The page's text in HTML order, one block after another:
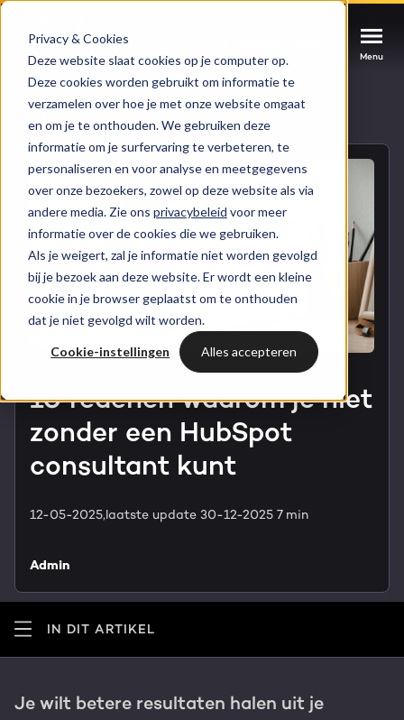
Privacy & Cookies
Deze website slaat cookies op je computer op.
Deze cookies worden gebruikt om informatie te
verzamelen over hoe je met onze website omgaat
en om je te onthouden. We gebruiken deze
informatie om je surfervaring te verbeteren, te
personaliseren en voor analyse en meetgegevens
over onze bezoekers, zowel op deze website als via
andere media. Zie ons privacybeleid voor meer
informatie over de cookies die we gebruiken.
Als je weigert, zal je informatie niet worden gevolgd
bij je bezoek aan deze website. Er wordt een kleine
cookie in je browser geplaatst om te onthouden
dat je niet gevolgd wilt worden.
Cookie-instellingen Alles accepteren
Menu
Menu
HUBSPOT SERVICES
HubSpot implementatie
HubSpot automations
HubSpot integraties
HubSpot maatwerk
Digital marketing
Content & design
Cases
Branches
Bright
WELKOM BIJ BRIGHT
Team
HubSpot partner
Werken bij
Inspiratie
Kennisbank
Menu
Could not loads results. Please refresh the
page.
Naar blogoverzicht
10 redenen waarom je niet
zonder een HubSpot
consultant kunt
12-05-2025,laatste update 30-12-2025 7 min
Admin
IN DIT ARTIKEL
Je wilt betere resultaten halen uit je